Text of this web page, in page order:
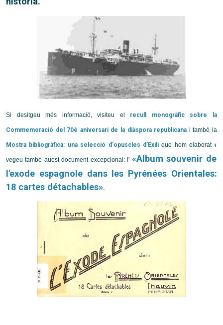
Si desitgeu més informació, visiteu el recull monogràfic sobre la
Commemoració del 70è aniversari de la diàspora republicana i també la
Mostra bibliogràfica: una selecció d'opuscles d'Exili que hem elaborat i
vegeu també auest document excepcional: l' «Album souvenir de
l'exode espagnole dans les Pyrénées Orientales:
18 cartes détachables».